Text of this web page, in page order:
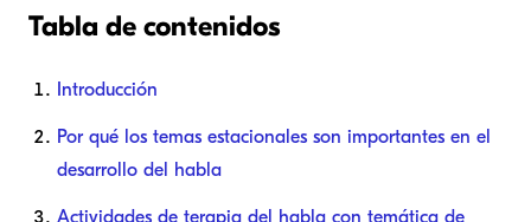
Tabla de contenidos
Introducción
Por qué los temas estacionales son importantes en el
desarrollo del habla
Actividades de terapia del habla con temática de